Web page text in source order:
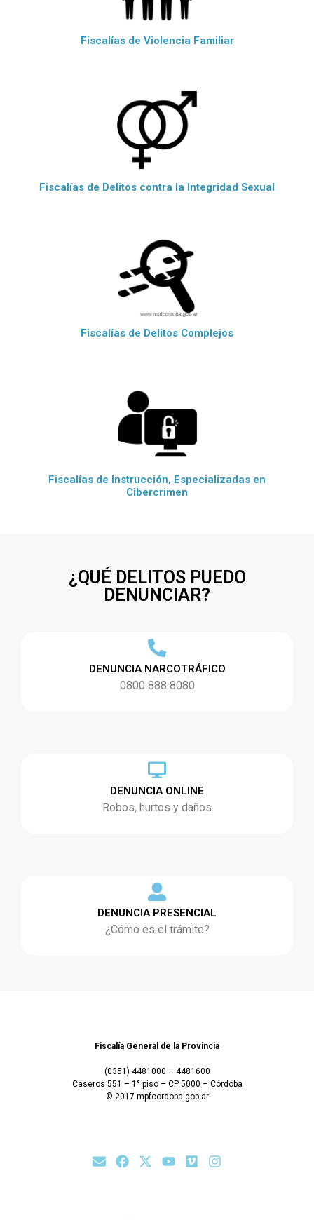
Fiscalías de Violencia Familiar
Fiscalías de Delitos contra la Integridad Sexual
Fiscalías de Delitos Complejos
Fiscalías de Instrucción, Especializadas en
Cibercrimen
¿QUÉ DELITOS PUEDO
DENUNCIAR?
DENUNCIA NARCOTRÁFICO
0800 888 8080
DENUNCIA ONLINE
Robos, hurtos y daños
DENUNCIA PRESENCIAL
¿Cómo es el trámite?
Fiscalía General de la Provincia
(0351) 4481000 – 4481600
Caseros 551 – 1° piso – CP 5000 – Córdoba
© 2017 mpfcordoba.gob.ar